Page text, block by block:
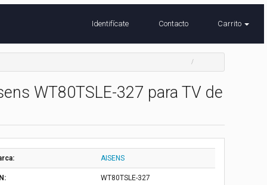
Identifícate Contacto Carrito
WT80TSLE-327 para TV de
AISENS
WT80TSLE-327